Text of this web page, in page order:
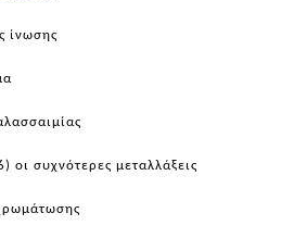
ίνωσης
οι συχνότερες μεταλλάξεις